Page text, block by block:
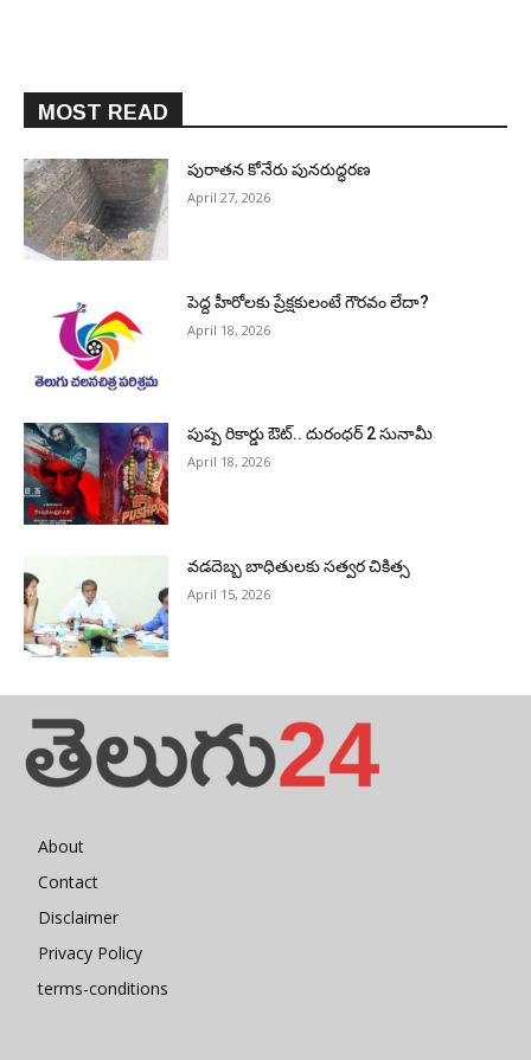
MOST READ
పురాత‌న కోనేరు పున‌రుద్ధ‌ర‌ణ
April 27, 2026
పెద్ద హీరోల‌కు ప్రేక్ష‌కులంటే గౌర‌వం లేదా?
April 18, 2026
పుష్ప రికార్డు ఔట్‌.. దురంధ‌ర్ 2 సునామీ
April 18, 2026
వడదెబ్బ బాధితులకు సత్వర చికిత్స
April 15, 2026
About
Contact
Disclaimer
Privacy Policy
terms-conditions